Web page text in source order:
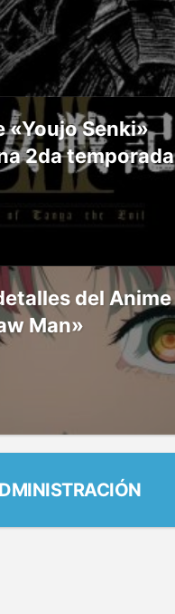
«Youjo Senki»
2da temporada
del Anime
Man»